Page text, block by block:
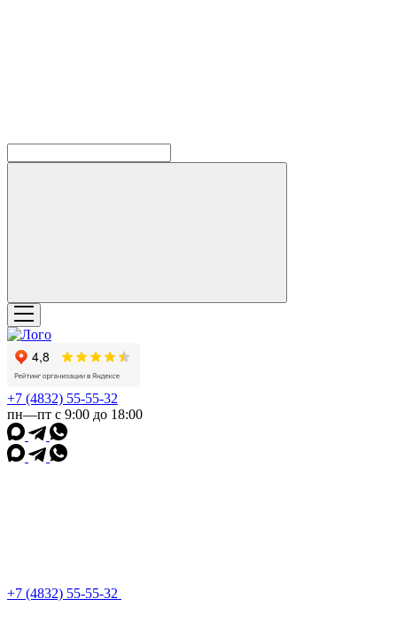
+7 (4832) 55-55-32
пн—пт с 9:00 до 18:00
+7 (4832) 55-55-32